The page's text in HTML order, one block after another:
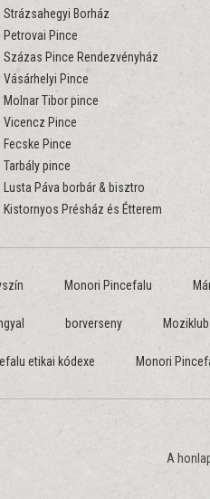
Strázsahegyi Borház
Petrovai Pince
Százas Pince Rendezvényház
Vásárhelyi Pince
Molnar Tibor pince
Vicencz Pince
Fecske Pince
Tarbály pince
Lusta Páva borbár & bisztro
Kistornyos Présház és Étterem
Monori Pincefalu
borverseny Moziklub
etikai kódexe Monori
A